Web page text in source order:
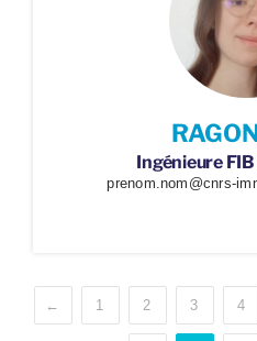
Ingénieure
prenom.nom@cnrs-
← 1 2 3 4